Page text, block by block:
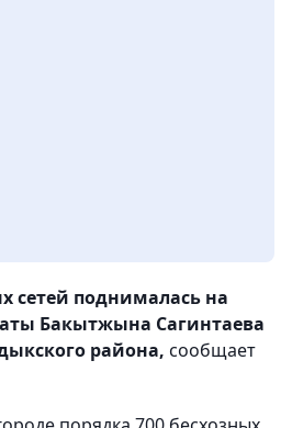
сетей поднималась на
Бакытжына Сагинтаева
района, сообщает